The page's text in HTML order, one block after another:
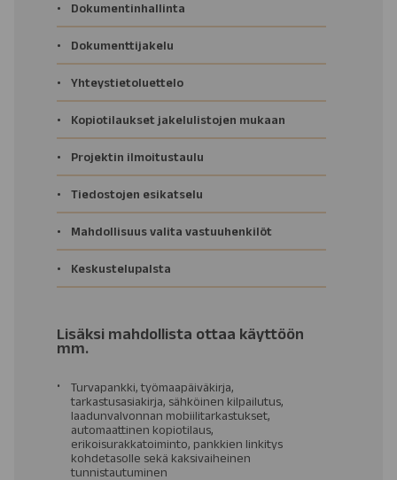
Dokumentinhallinta
Dokumenttijakelu
Yhteystietoluettelo
Kopiotilaukset jakelulistojen mukaan
Projektin ilmoitustaulu
Tiedostojen esikatselu
Mahdollisuus valita vastuuhenkilöt
Keskustelupalsta
Lisäksi mahdollista ottaa käyttöön
mm.
Turvapankki, työmaapäiväkirja,
tarkastusasiakirja, sähköinen kilpailutus,
laadunvalvonnan mobiilitarkastukset,
automaattinen kopiotilaus,
erikoisurakkatoiminto, pankkien linkitys
kohdetasolle sekä kaksivaiheinen
tunnistautuminen